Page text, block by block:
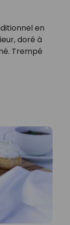
en
doré à
Trempé